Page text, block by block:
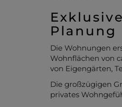
Planung
Die Wohnungen
Wohnflächen von
von Eigengärten,
Die großzügigen
privates